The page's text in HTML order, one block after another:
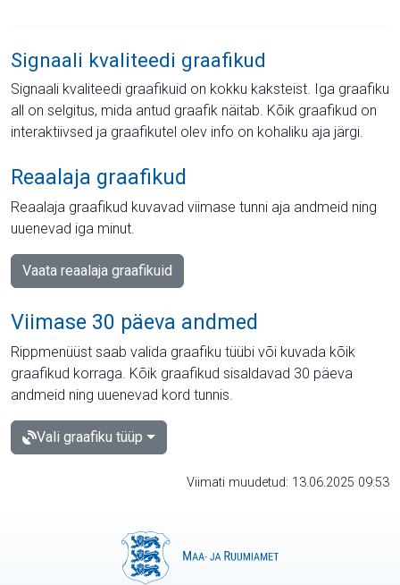
Signaali kvaliteedi graafikud
Signaali kvaliteedi graafikuid on kokku kaksteist. Iga graafiku
all on selgitus, mida antud graafik näitab. Kõik graafikud on
interaktiivsed ja graafikutel olev info on kohaliku aja järgi.
Reaalaja graafikud
Reaalaja graafikud kuvavad viimase tunni aja andmeid ning
uuenevad iga minut.
Vaata reaalaja graafikuid
Viimase 30 päeva andmed
Rippmenüüst saab valida graafiku tüübi või kuvada kõik
graafikud korraga. Kõik graafikud sisaldavad 30 päeva
andmeid ning uuenevad kord tunnis.
Vali graafiku tüüp
Viimati muudetud: 13.06.2025 09:53